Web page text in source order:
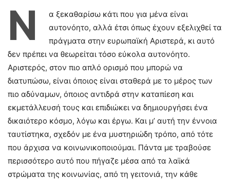
Ν
α ξεκαθαρίσω κάτι που για μένα είναι
αυτονόητο, αλλά έτσι όπως έχουν εξελιχθεί τα
πράγματα στην ευρωπαϊκή Αριστερά, κι αυτό
δεν πρέπει να θεωρείται τόσο εύκολα αυτονόητο.
Αριστερός, στον πιο απλό ορισμό που μπορώ να
διατυπώσω, είναι όποιος είναι σταθερά με το μέρος των
πιο αδύναμων, όποιος αντιδρά στην καταπίεση και
εκμετάλλευσή τους και επιδιώκει να δημιουργήσει ένα
δικαιότερο κόσμο, λόγω και έργω. Και μ’ αυτή την έννοια
ταυτίστηκα, σχεδόν με ένα μυστηριώδη τρόπο, από τότε
που άρχισα να κοινωνικοποιούμαι. Πάντα με τραβούσε
περισσότερο αυτό που πήγαζε μέσα από τα λαϊκά
στρώματα της κοινωνίας, από τη γειτονιά, την κάθε